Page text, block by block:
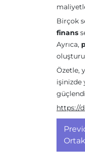
Birçok
finans
Ayrıca,
Özetle,
işinizde
https://